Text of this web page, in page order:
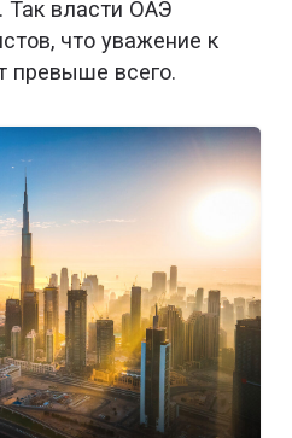
Так власти ОАЭ
что уважение к
превыше всего.